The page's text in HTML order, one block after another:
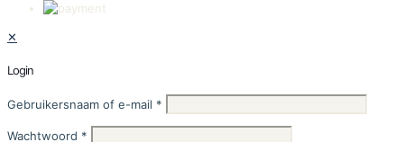
✕
Login
Gebruikersnaam of e-mail *
Wachtwoord *